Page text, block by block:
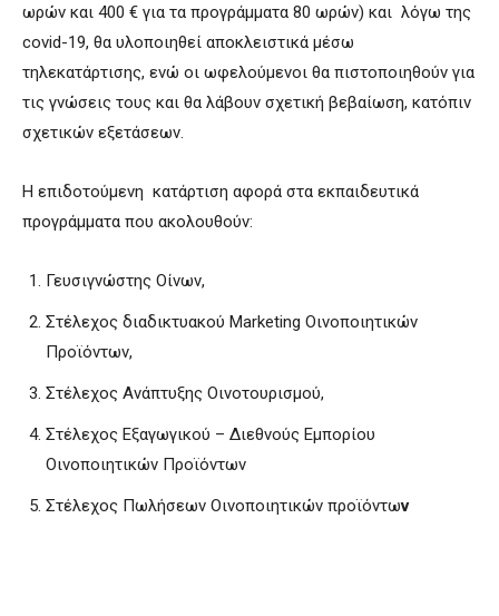
ωρών και 400 € για τα προγράμματα 80 ωρών) και λόγω της
covid-19, θα υλοποιηθεί αποκλειστικά μέσω
τηλεκατάρτισης, ενώ οι ωφελούμενοι θα πιστοποιηθούν για
τις γνώσεις τους και θα λάβουν σχετική βεβαίωση, κατόπιν
σχετικών εξετάσεων.
Η επιδοτούμενη κατάρτιση αφορά στα εκπαιδευτικά
προγράμματα που ακολουθούν:
Γευσιγνώστης Οίνων,
Στέλεχος διαδικτυακού Marketing Οινοποιητικών
Προϊόντων,
Στέλεχος Ανάπτυξης Οινοτουρισμού,
Στέλεχος Εξαγωγικού – Διεθνούς Εμπορίου
Οινοποιητικών Προϊόντων
Στέλεχος Πωλήσεων Οινοποιητικών προϊόντων